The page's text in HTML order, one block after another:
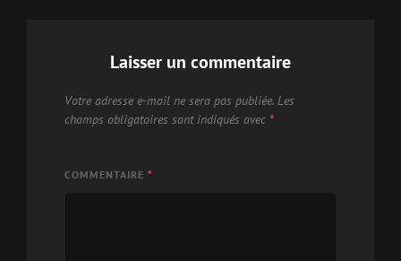
Laisser un commentaire
Votre adresse e-mail ne sera pas publiée. Les
champs obligatoires sont indiqués avec *
COMMENTAIRE *